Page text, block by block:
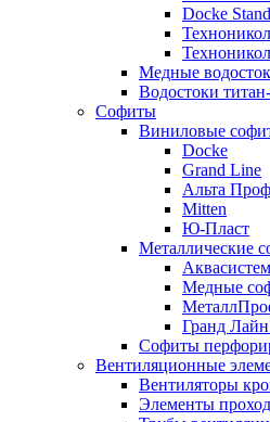
Docke
Медные
Водостоки
Софиты
Виниловые
Docke
Grand Line
Альта
Mitten
Ю-Пласт
Металлические
Аквасистем
Медные
Гранд
Софиты
Вентиляционные
Вентиляторы
Элементы